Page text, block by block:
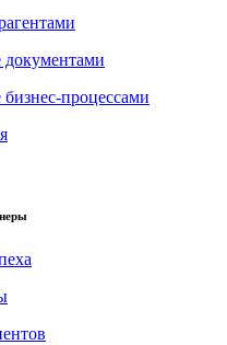
документами
процессами